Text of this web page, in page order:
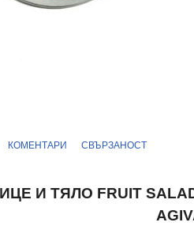
КОМЕНТАРИ СВЪРЗАНОСТ
И ТЯЛО FRUIT